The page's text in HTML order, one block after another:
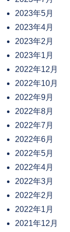
2023年5月
2023年4月
2023年2月
2023年1月
2022年12月
2022年10月
2022年9月
2022年8月
2022年7月
2022年6月
2022年5月
2022年4月
2022年3月
2022年2月
2022年1月
2021年12月